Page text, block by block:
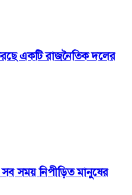
একটি রাজনৈতিক দলের
সময় নিপীড়িত মানুষের